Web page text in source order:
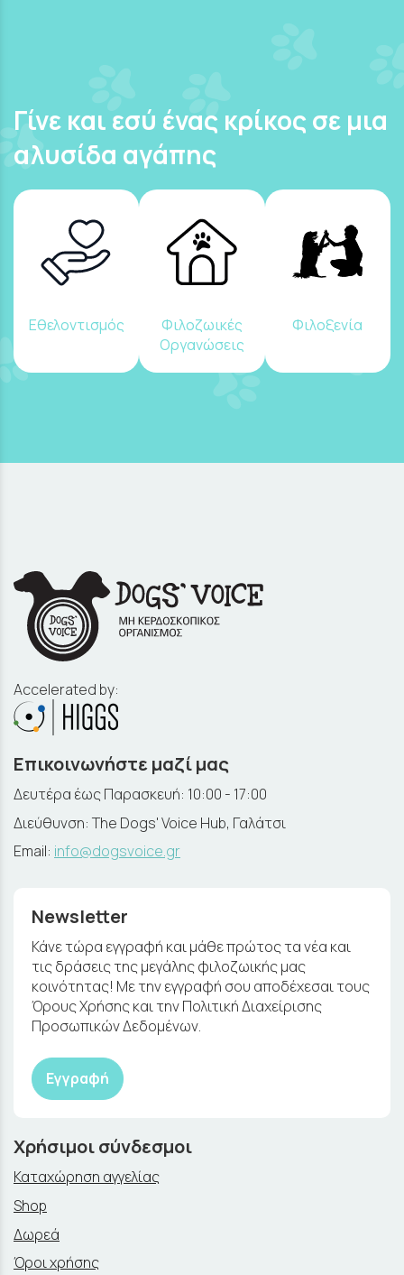
Γίνε και εσύ ένας κρίκος σε μια
αλυσίδα αγάπης
Εθελοντισμός
Φιλοζωικές
Οργανώσεις
Φιλοξενία
Accelerated by:
Επικοινωνήστε μαζί μας
Δευτέρα έως Παρασκευή: 10:00 - 17:00
Διεύθυνση: The Dogs' Voice Hub, Γαλάτσι
Email: info@dogsvoice.gr
Newsletter
Κάνε τώρα εγγραφή και μάθε πρώτος τα νέα και
τις δράσεις της μεγάλης φιλοζωικής μας
κοινότητας! Με την εγγραφή σου αποδέχεσαι τους
Όρους Χρήσης και την Πολιτική Διαχείρισης
Προσωπικών Δεδομένων.
Εγγραφή
Χρήσιμοι σύνδεσμοι
Καταχώρηση αγγελίας
Shop
Δωρεά
Όροι χρήσης